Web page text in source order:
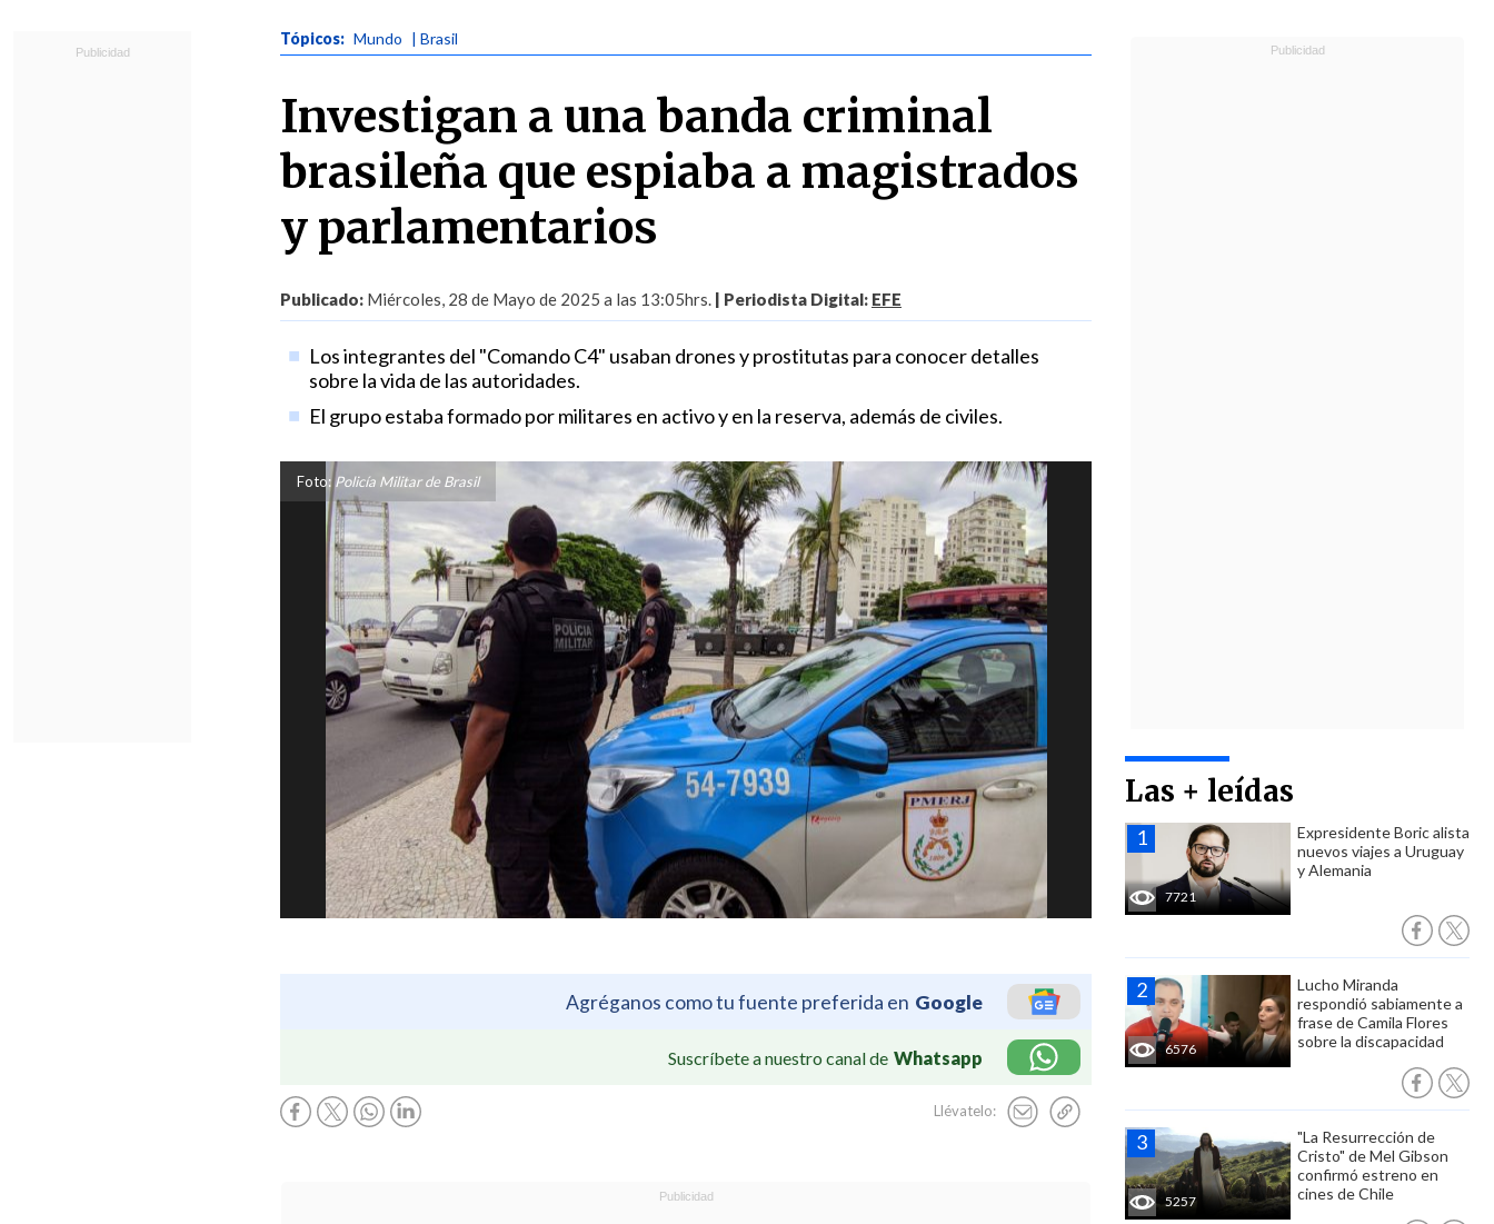
Tópicos: Mundo | Brasil
Investigan a una banda criminal
brasileña que espiaba a magistrados
y parlamentarios
Publicado: Miércoles, 28 de Mayo de 2025 a las 13:05hrs. | Periodista Digital: EFE
Los integrantes del "Comando C4" usaban drones y prostitutas para conocer detalles
sobre la vida de las autoridades.
El grupo estaba formado por militares en activo y en la reserva, además de civiles.
Foto:Policía Militar de Brasil
Agréganos como tu fuente preferida en Google
Suscríbete a nuestro canal de Whatsapp
Llévatelo:
Las + leídas
7721
Expresidente Boric alista
nuevos viajes a Uruguay
y Alemania
6576
Lucho Miranda
respondió sabiamente a
frase de Camila Flores
sobre la discapacidad
5257
"La Resurrección de
Cristo" de Mel Gibson
confirmó estreno en
cines de Chile